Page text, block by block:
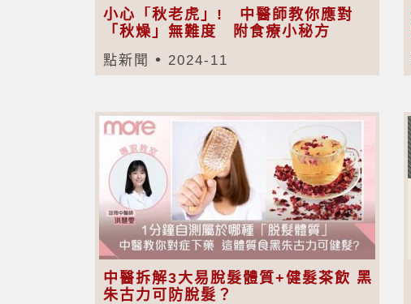
小心「秋老虎」! 中醫師教你應對
「秋燥」無難度 附食療小秘方
點新聞 2024-11
中醫拆解3大易脫髮體質+健髮茶飲 黑
朱古力可防脫髮？